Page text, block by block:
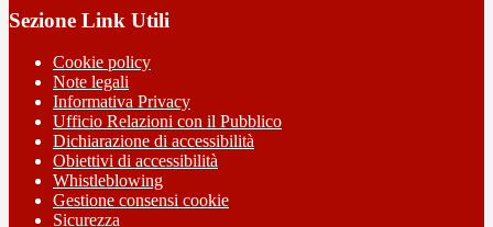
Sezione Link Utili
Cookie policy
Note legali
Informativa Privacy
Ufficio Relazioni con il Pubblico
Dichiarazione di accessibilità
Obiettivi di accessibilità
Whistleblowing
Gestione consensi cookie
Sicurezza